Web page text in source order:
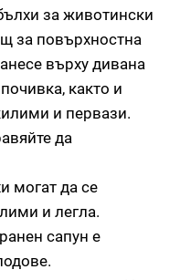
за животински
за повърхностна
върху дивана
както и
и первази.
да
могат да се
и легла.
сапун е